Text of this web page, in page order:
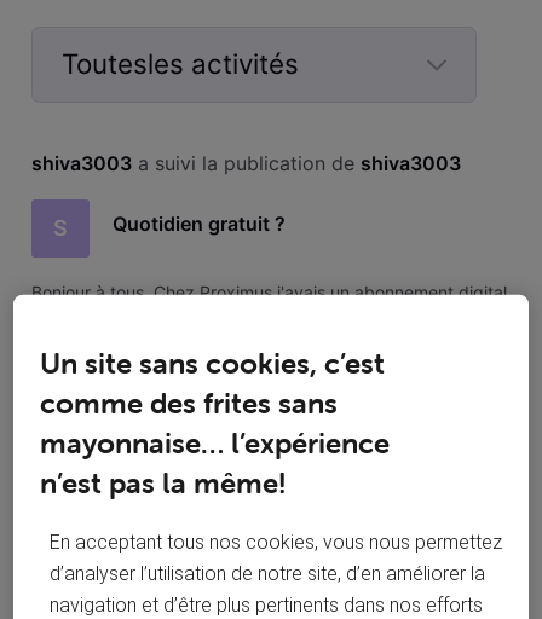
Toutesles activités
activités
shiva3003 a suivi la publication de shiva3003
S Quotidien gratuit ?
Bonjour à tous, Chez Proximus j'avais un abonnement digital
78 0 0 2
S mercredi 22 juillet 2020
Quotidien gratuit ?
Un site sans cookies, c’est
comme des frites sans
mayonnaise… l’expérience
n’est pas la même!
En acceptant tous nos cookies, vous nous permettez
d’analyser l’utilisation de notre site, d’en améliorer la
navigation et d’être plus pertinents dans nos efforts